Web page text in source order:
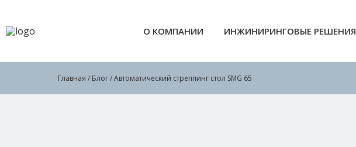
О КОМПАНИИ ИНЖИНИРИНГОВЫЕ РЕШЕНИЯ
Главная / Блог/ Автоматический стреппинг стол SMG 65